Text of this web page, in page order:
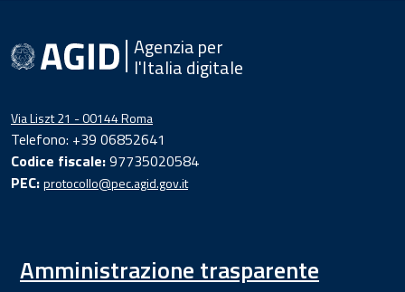
Agenzia per
l'Italia digitale
Via Liszt 21 - 00144 Roma
Telefono: +39 06852641
Codice fiscale:97735020584
PEC:protocollo@pec.agid.gov.it
Amministrazione trasparente